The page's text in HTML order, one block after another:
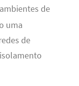
de
uma
de